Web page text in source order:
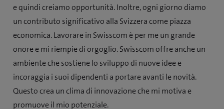
e quindi creiamo opportunità. Inoltre, ogni giorno diamo
un contributo significativo alla Svizzera come piazza
economica. Lavorare in Swisscom è per me un grande
onore e mi riempie di orgoglio. Swisscom offre anche un
ambiente che sostiene lo sviluppo di nuove idee e
incoraggia i suoi dipendenti a portare avanti le novità.
Questo crea un clima di innovazione che mi motiva e
promuove il mio potenziale.